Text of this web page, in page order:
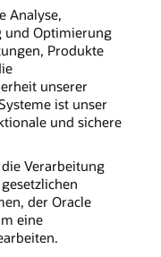
Analyse,
und Optimierung
Produkte
unserer
ist unser
und sichere
Verarbeitung
der Oracle
eine